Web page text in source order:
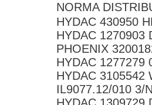
NORMA
HYDAC 430950
HYDAC 1270903
PHOENIX
HYDAC 1277279
HYDAC 3105542
IL9077.12/010 3/